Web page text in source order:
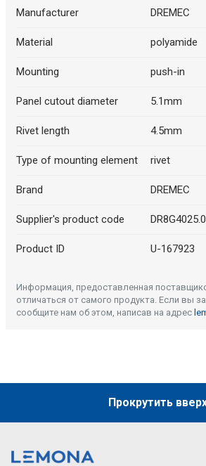
Manufacturer DREMEC
Material polyamide
Mounting push-in
Panel cutout diameter 5.1mm
Rivet length 4.5mm
Type of mounting element rivet
Brand DREMEC
Supplier's product code
Product ID U-167923
Информация, предоставленная
отличаться от самого продукта. Если вы
сообщите нам об этом, написав на адрес
Прокрутить